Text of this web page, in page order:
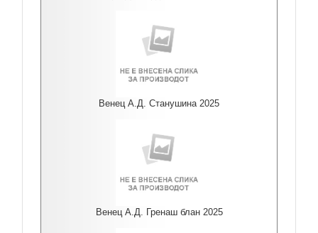
Венец А.Д. Станушина 2025
Венец А.Д. Гренаш блан 2025